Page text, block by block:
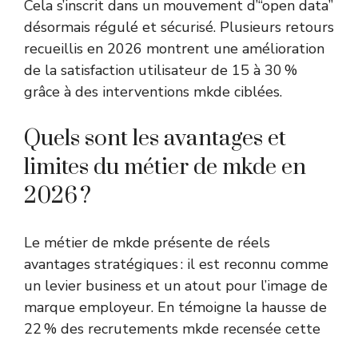
Cela s’inscrit dans un mouvement d’“open data”
désormais régulé et sécurisé. Plusieurs retours
recueillis en 2026 montrent une amélioration
de la satisfaction utilisateur de 15 à 30 %
grâce à des interventions mkde ciblées.
Quels sont les avantages et
limites du métier de mkde en
2026 ?
Le métier de mkde présente de réels
avantages stratégiques : il est reconnu comme
un levier business et un atout pour l’image de
marque employeur. En témoigne la hausse de
22 % des recrutements mkde recensée cette